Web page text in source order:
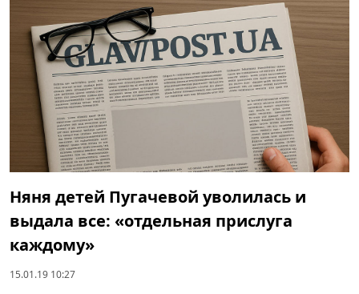
Няня детей Пугачевой уволилась и
выдала все: «отдельная прислуга
каждому»
15.01.19 10:27